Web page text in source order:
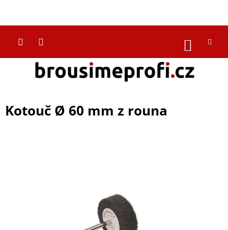
obsah
KOŠÍK
Kotouč Ø 60 mm z rouna